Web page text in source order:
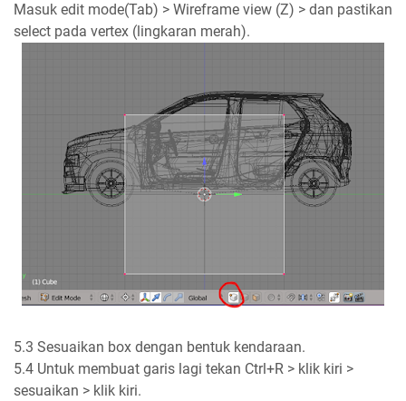
Masuk edit mode(Tab) > Wireframe view (Z) > dan pastikan
select pada vertex (lingkaran merah).
5.3 Sesuaikan box dengan bentuk kendaraan.
5.4 Untuk membuat garis lagi tekan Ctrl+R > klik kiri >
sesuaikan > klik kiri.